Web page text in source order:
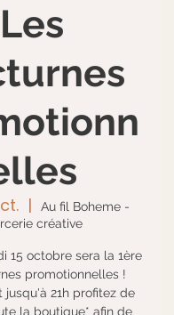
Les
  |
Au fil Boheme -
créative
15 octobre sera la 1ère
promotionnelles !
jusqu'à 21h profitez de
la boutique* afin de